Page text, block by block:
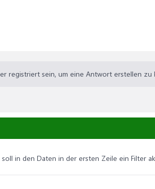
registriert sein, um eine Antwort erstellen zu
in den Daten in der ersten Zeile ein Filter